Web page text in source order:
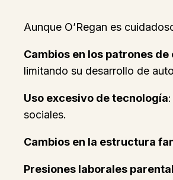
Aunque O’Regan es
Cambios en los patrones de
limitando su desarrollo de
Uso excesivo de tecnología
sociales.
Cambios en la estructura
Presiones laborales